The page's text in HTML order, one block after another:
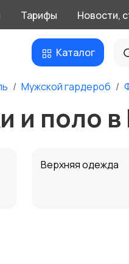
Тарифы Новости,
Каталог
Мужской гардероб
и поло
Верхняя одежда